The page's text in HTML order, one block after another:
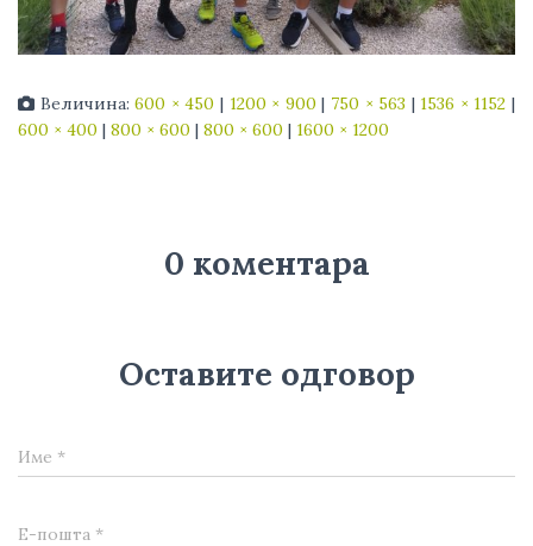
Величина:600 × 450 | 1200 × 900 | 750 × 563 | 1536 × 1152 |
600 × 400 | 800 × 600 | 800 × 600 | 1600 × 1200
0 коментара
Оставите одговор
Име *
Е-пошта *